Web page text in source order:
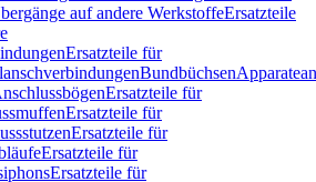
auf andere WerkstoffeErsatzteile
Ersatzteile für
Bundbüchsen
Ersatzteile für
Ersatzteile für
Ersatzteile für
Ersatzteile für
Ersatzteile für